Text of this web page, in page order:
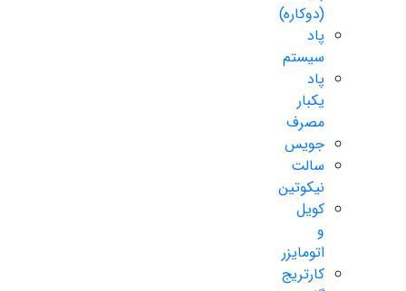
(دوکاره)
پاد
سیستم
پاد
یکبار
مصرف
جویس
سالت
نیکوتین
کویل
و
اتومایزر
کارتریج